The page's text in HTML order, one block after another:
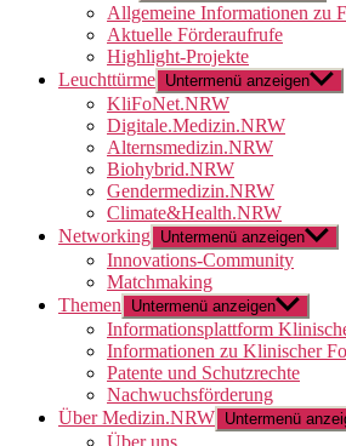
Allgemeine Informationen zu
Aktuelle Förderaufrufe
Highlight-Projekte
Leuchttürme Untermenü anzeigen
KliFoNet.NRW
Digitale.Medizin.NRW
Alternsmedizin.NRW
Biohybrid.NRW
Gendermedizin.NRW
Climate&Health.NRW
Networking Untermenü anzeigen
Innovations-Community
Matchmaking
Themen
Untermenü anzeigen
Informationsplattform
Informationen zu Klinischer
Patente und Schutzrechte
Nachwuchsförderung
Über Medizin.NRW Untermenü
Über uns